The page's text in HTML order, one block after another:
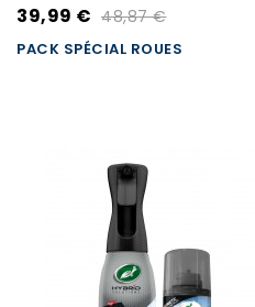
39,99 € 48,87 €
PACK SPÉCIAL ROUES